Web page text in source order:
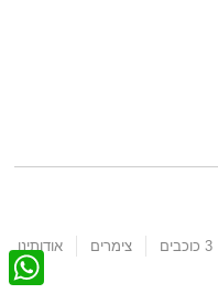
3 כוכבים צימרים
אודותינו
W
h